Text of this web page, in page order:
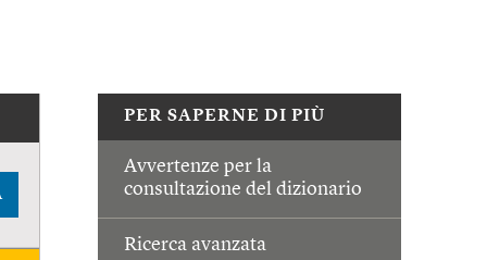
PER SAPERNE DI PIÙ
Avvertenze per la
consultazione del dizionario
Ricerca avanzata